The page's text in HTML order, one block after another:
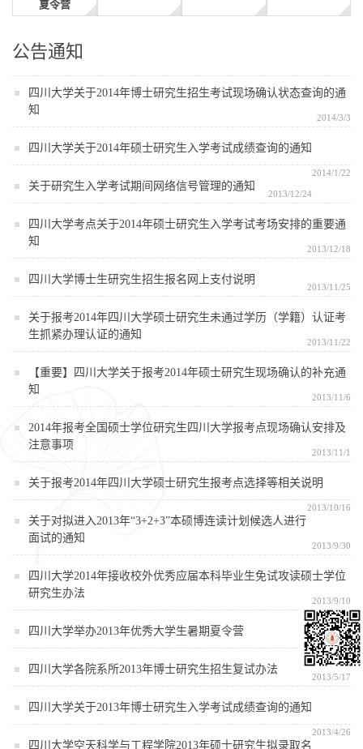
夏令营
公告通知
四川大学关于2014年博士研究生招生考试现场确认状态查询的通
知
2014/3/3
四川大学关于2014年硕士研究生入学考试成绩查询的通知
2014/1/22
关于研究生入学考试期间网络信号管理的通知
2013/12/24
四川大学考点关于2014年硕士研究生入学考试考场安排的重要通
知
2013/12/18
四川大学博士生研究生招生报名网上支付说明
2013/11/25
关于报考2014年四川大学硕士研究生未通过学历（学籍）认证考
生抓紧办理认证的通知
2013/11/22
【重要】四川大学关于报考2014年硕士研究生现场确认的补充通
知
2013/11/6
2014年报考全国硕士学位研究生四川大学报考点现场确认安排及
注意事项
2013/11/1
关于报考2014年四川大学硕士研究生报考点选择等相关说明
2013/10/16
关于对拟进入2013年“3+2+3”本硕博连读计划候选人进行
面试的通知
2013/9/30
四川大学2014年接收校外优秀应届本科毕业生免试攻读硕士学位
研究生办法
2013/9/10
四川大学举办2013年优秀大学生暑期夏令营
2013/5/30
四川大学各院系所2013年博士研究生招生复试办法
2013/5/17
四川大学关于2013年博士研究生入学考试成绩查询的通知
2013/4/26
四川大学空天科学与工程学院2013年硕士研究生拟录取名